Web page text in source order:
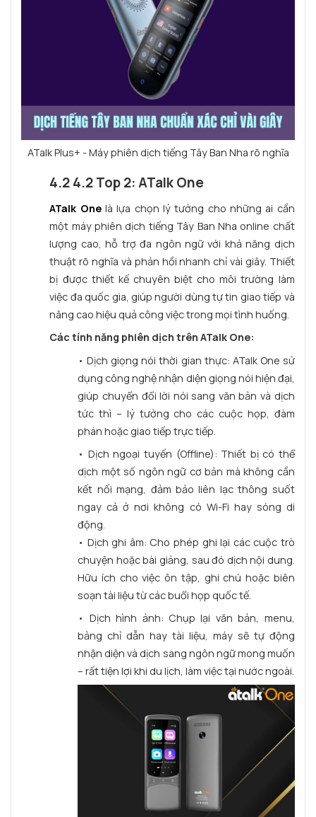
ATalk Plus+ - Máy phiên dịch tiếng Tây Ban Nha rõ nghĩa
4.2 4.2 Top 2: ATalk One
ATalk Onelà lựa chọn lý tưởng cho những ai cần
một máy phiên dịch tiếng Tây Ban Nha online chất
lượng cao, hỗ trợ đa ngôn ngữ với khả năng dịch
thuật rõ nghĩa và phản hồi nhanh chỉ vài giây. Thiết
bị được thiết kế chuyên biệt cho môi trường làm
việc đa quốc gia, giúp người dùng tự tin giao tiếp và
nâng cao hiệu quả công việc trong mọi tình huống.
Các tính năng phiên dịch trên ATalk One:
• Dịch giọng nói thời gian thực: ATalk One sử
dụng công nghệ nhận diện giọng nói hiện đại,
giúp chuyển đổi lời nói sang văn bản và dịch
tức thì – lý tưởng cho các cuộc họp, đàm
phán hoặc giao tiếp trực tiếp.
• Dịch ngoại tuyến (Offline): Thiết bị có thể
dịch một số ngôn ngữ cơ bản mà không cần
kết nối mạng, đảm bảo liên lạc thông suốt
ngay cả ở nơi không có Wi-Fi hay sóng di
động.
• Dịch ghi âm: Cho phép ghi lại các cuộc trò
chuyện hoặc bài giảng, sau đó dịch nội dung.
Hữu ích cho việc ôn tập, ghi chú hoặc biên
soạn tài liệu từ các buổi họp quốc tế.
• Dịch hình ảnh: Chụp lại văn bản, menu,
bảng chỉ dẫn hay tài liệu, máy sẽ tự động
nhận diện và dịch sang ngôn ngữ mong muốn
– rất tiện lợi khi du lịch, làm việc tại nước ngoài.